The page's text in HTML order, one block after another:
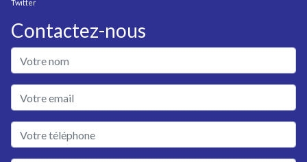
Twitter
Contactez-nous